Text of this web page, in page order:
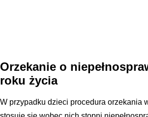
Orzekanie o
roku życia
W przypadku dzieci procedura orzekania